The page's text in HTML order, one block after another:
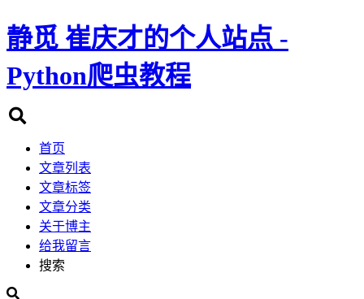
静觅 崔庆才的个人站点 -
Python爬虫教程
首页
文章列表
文章标签
文章分类
关于博主
给我留言
搜索